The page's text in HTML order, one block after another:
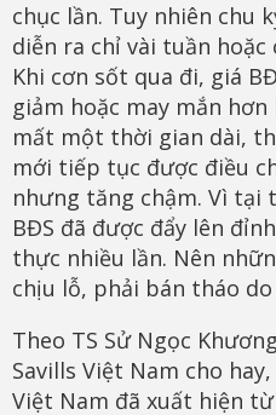
chục lần. Tuy nhiên chu
diễn ra chỉ vài tuần hoặc
Khi cơn sốt qua đi, giá
giảm hoặc may mắn
mất một thời gian dài,
mới tiếp tục được điều
nhưng tăng chậm. Vì
BĐS đã được đẩy lên
thực nhiều lần. Nên
chịu lỗ, phải bán tháo
Theo TS Sử Ngọc
Savills Việt Nam cho
Việt Nam đã xuất hiện